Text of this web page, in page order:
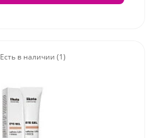
Есть в наличии (1)